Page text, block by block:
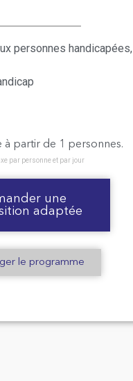
personnes handicapées,
à partir de 1 personnes.
par personne et par jour
une
adaptée
le programme